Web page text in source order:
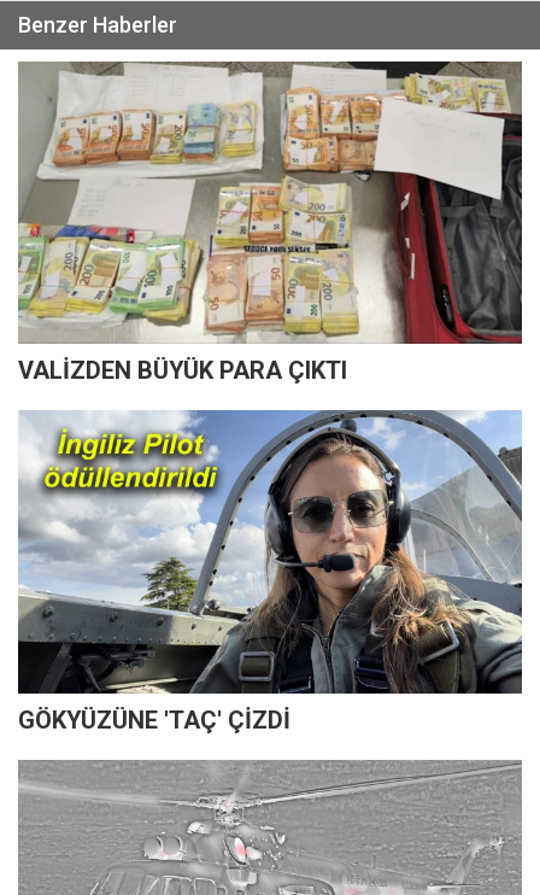
Benzer Haberler
VALİZDEN BÜYÜK PARA ÇIKTI
GÖKYÜZÜNE 'TAÇ' ÇİZDİ